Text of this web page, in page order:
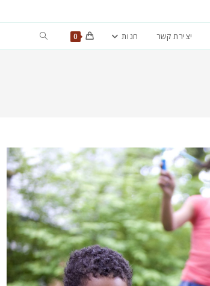
יצירת קשר חנות 0
Toggle